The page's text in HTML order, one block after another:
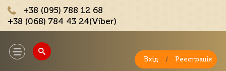
+38 (095) 788 12 68
+38 (068) 784 43 24(Viber)
Toggle
navigation
Вхід / Реєстрація